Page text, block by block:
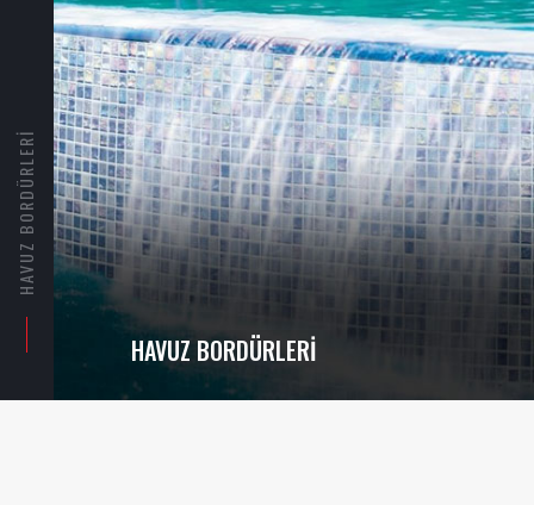
HAVUZ BORDÜRLERI
HAVUZ BORDÜRLERI